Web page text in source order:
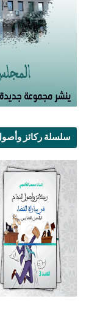
سلسلة ركائز وأصول النجاح - 10 اجزاء